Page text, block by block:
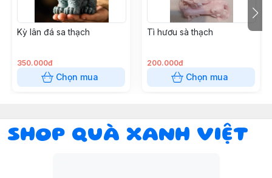
Kỳ lân đá sa thạch
350.000đ
Chọn mua
Tì hươu sà thạch
200.000đ
Chọn mua
SHOP QUÀ XANH VIỆT